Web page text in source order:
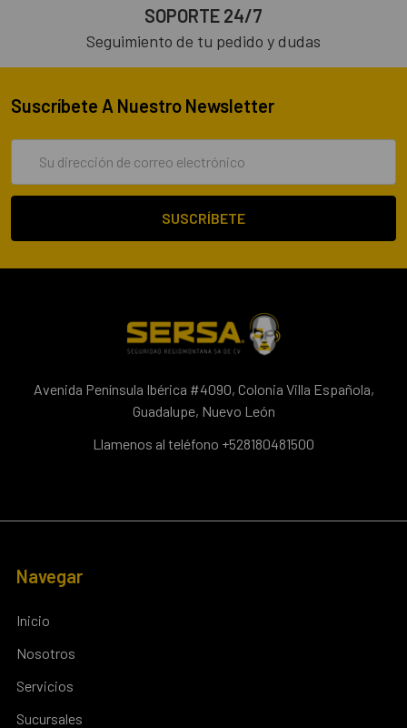
SOPORTE 24/7
Seguimiento de tu pedido y dudas
Suscríbete A Nuestro Newsletter
correo
Avenida Península Ibérica #4090, Colonia Villa Española,
Guadalupe, Nuevo León
Llamenos al teléfono +528180481500
Navegar
Inicio
Nosotros
Servicios
Sucursales